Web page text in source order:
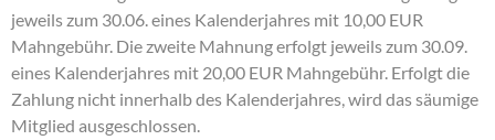
jeweils zum 30.06. eines Kalenderjahres mit 10,00 EUR
Mahngebühr. Die zweite Mahnung erfolgt jeweils zum 30.09.
eines Kalenderjahres mit 20,00 EUR Mahngebühr. Erfolgt die
Zahlung nicht innerhalb des Kalenderjahres, wird das säumige
Mitglied ausgeschlossen.